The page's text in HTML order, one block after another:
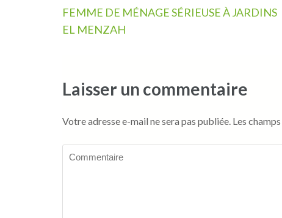
Navigation
de
FEMME DE MÉNAGE SÉRIEUSE À JARDINS
EL MENZAH
Laisser un commentaire
Votre adresse e-mail ne sera pas publiée. Les
Commentaire